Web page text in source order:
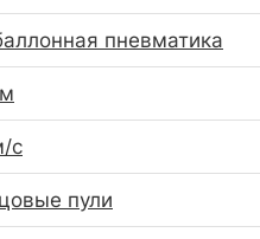
пневматика
с
пули